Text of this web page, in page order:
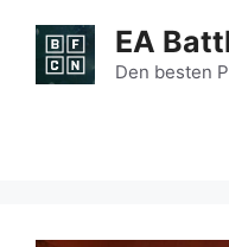
Inhalt
springen
EA
Den besten